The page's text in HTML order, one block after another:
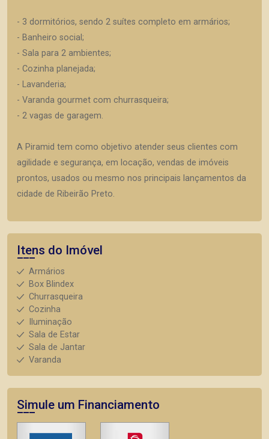
- 3 dormitórios, sendo 2 suítes completo em armários;
- Banheiro social;
- Sala para 2 ambientes;
- Cozinha planejada;
- Lavanderia;
- Varanda gourmet com churrasqueira;
- 2 vagas de garagem.
A Piramid tem como objetivo atender seus clientes com
agilidade e segurança, em locação, vendas de imóveis
prontos, usados ou mesmo nos principais lançamentos da
cidade de Ribeirão Preto.
Itens do Imóvel
Armários
Box Blindex
Churrasqueira
Cozinha
Iluminação
Sala de Estar
Sala de Jantar
Varanda
Simule um Financiamento